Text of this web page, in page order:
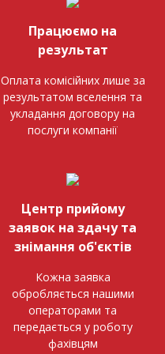
Працюємо на
результат
Оплата комісійних лише за
результатом вселення та
укладання договору на
послуги компанії
Центр прийому
заявок на здачу та
знімання об'єктів
Кожна заявка
обробляється нашими
операторами та
передається у роботу
фахівцям